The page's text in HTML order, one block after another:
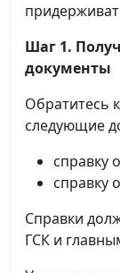
Шаг 1.
документы
Обратитесь
следующие
справку
справку
Справки
ГСК и